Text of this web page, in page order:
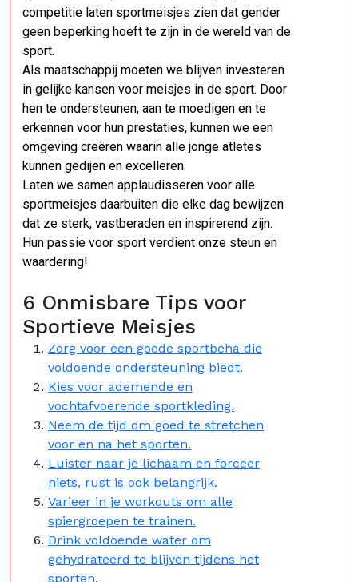
competitie laten sportmeisjes zien dat gender
geen beperking hoeft te zijn in de wereld van de
sport.
Als maatschappij moeten we blijven investeren
in gelijke kansen voor meisjes in de sport. Door
hen te ondersteunen, aan te moedigen en te
erkennen voor hun prestaties, kunnen we een
omgeving creëren waarin alle jonge atletes
kunnen gedijen en excelleren.
Laten we samen applaudisseren voor alle
sportmeisjes daarbuiten die elke dag bewijzen
dat ze sterk, vastberaden en inspirerend zijn.
Hun passie voor sport verdient onze steun en
waardering!
6 Onmisbare Tips voor
Sportieve Meisjes
Zorg voor een goede sportbeha die
voldoende ondersteuning biedt.
Kies voor ademende en
vochtafvoerende sportkleding.
Neem de tijd om goed te stretchen
voor en na het sporten.
Luister naar je lichaam en forceer
niets, rust is ook belangrijk.
Varieer in je workouts om alle
spiergroepen te trainen.
Drink voldoende water om
gehydrateerd te blijven tijdens het
sporten.